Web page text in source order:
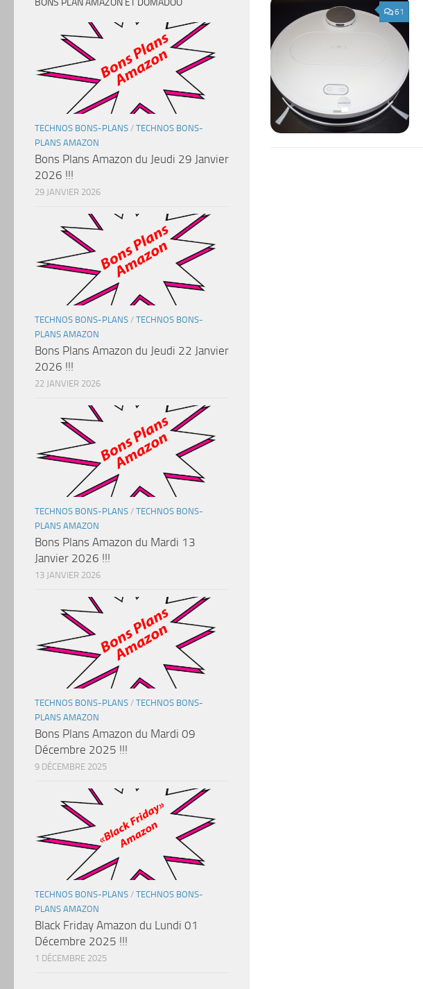
61
BONS PLAN AMAZON ET DOMADOO
TECHNOS BONS-PLANS / TECHNOS BONS-
PLANS AMAZON
Bons Plans Amazon du Jeudi 29 Janvier
2026 !!!
29 JANVIER 2026
TECHNOS BONS-PLANS / TECHNOS BONS-
PLANS AMAZON
Bons Plans Amazon du Jeudi 22 Janvier
2026 !!!
22 JANVIER 2026
TECHNOS BONS-PLANS / TECHNOS BONS-
PLANS AMAZON
Bons Plans Amazon du Mardi 13
Janvier 2026 !!!
13 JANVIER 2026
TECHNOS BONS-PLANS / TECHNOS BONS-
PLANS AMAZON
Bons Plans Amazon du Mardi 09
Décembre 2025 !!!
9 DÉCEMBRE 2025
TECHNOS BONS-PLANS / TECHNOS BONS-
PLANS AMAZON
Black Friday Amazon du Lundi 01
Décembre 2025 !!!
1 DÉCEMBRE 2025